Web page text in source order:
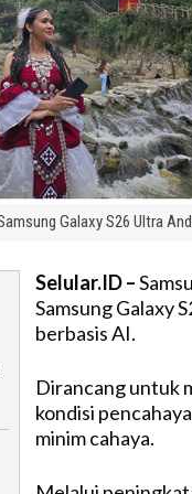
Galaxy S26 Ultra
Selular.ID –
Samsung Galaxy
berbasis AI.
Dirancang untuk
kondisi
minim cahaya.